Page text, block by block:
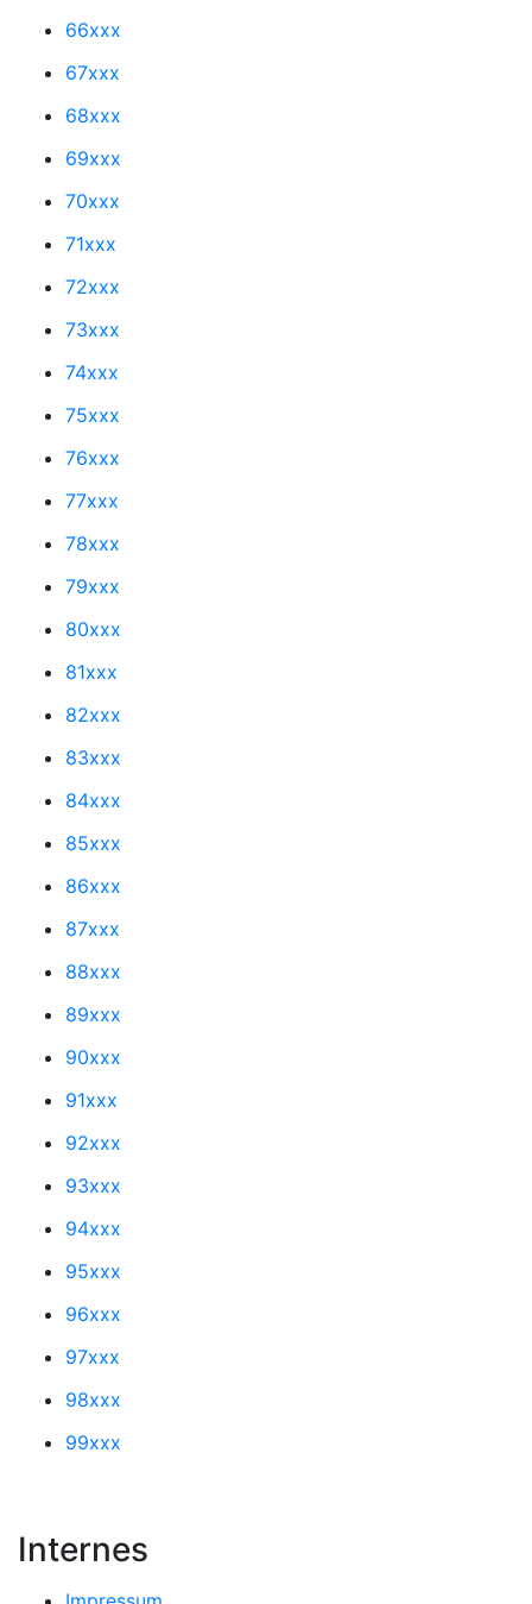
66xxx
67xxx
68xxx
69xxx
70xxx
71xxx
72xxx
73xxx
74xxx
75xxx
76xxx
77xxx
78xxx
79xxx
80xxx
81xxx
82xxx
83xxx
84xxx
85xxx
86xxx
87xxx
88xxx
89xxx
90xxx
91xxx
92xxx
93xxx
94xxx
95xxx
96xxx
97xxx
98xxx
99xxx
Internes